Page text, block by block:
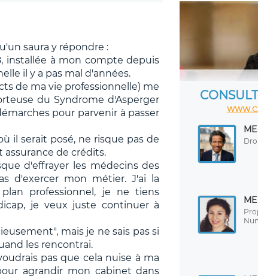
saura y répondre :
installée à mon compte depuis
il y a pas mal d'années.
de ma vie professionnelle) me
du Syndrome d'Asperger
pour parvenir à passer
il serait posé, ne risque pas de
de crédits.
d'effrayer les médecins des
d'exercer mon métier. J'ai la
professionnel, je ne tiens
je veux juste continuer à
mais je ne sais pas si
les rencontrai.
pas que cela nuise à ma
agrandir mon cabinet dans